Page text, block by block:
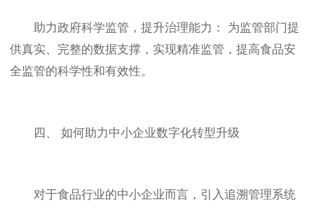
助力政府科学监管，提升治理能力： 为监管部门提
供真实、完整的数据支撑，实现精准监管，提高食品安
全监管的科学性和有效性。
四、 如何助力中小企业数字化转型升级
对于食品行业的中小企业而言，引入追溯管理系统